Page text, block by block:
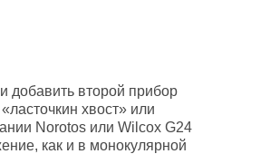
добавить второй прибор
хвост» или
Norotos или Wilcox G24
как и в монокулярной